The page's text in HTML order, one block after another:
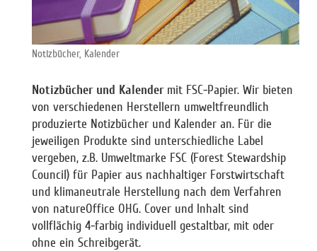
Notizbücher, Kalender
Notizbücher und Kalendermit FSC-Papier. Wir bieten
von verschiedenen Herstellern umweltfreundlich
produzierte Notizbücher und Kalender an. Für die
jeweiligen Produkte sind unterschiedliche Label
vergeben, z.B. Umweltmarke FSC (Forest Stewardship
Council) für Papier aus nachhaltiger Forstwirtschaft
und klimaneutrale Herstellung nach dem Verfahren
von natureOffice OHG. Cover und Inhalt sind
vollflächig 4-farbig individuell gestaltbar, mit oder
ohne ein Schreibgerät.